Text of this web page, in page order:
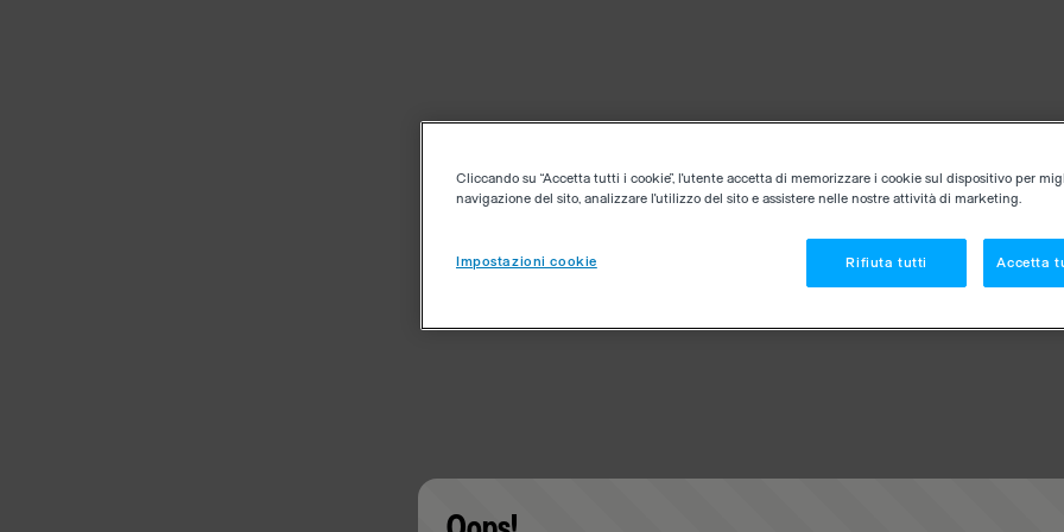
Cliccando su “Accetta tutti i cookie”, l'utente accetta di memorizzare i cookie sul dispositivo per
navigazione del sito, analizzare l'utilizzo del sito e assistere nelle nostre attività di marketing.
Impostazioni cookie Rifiuta tutti Accetta